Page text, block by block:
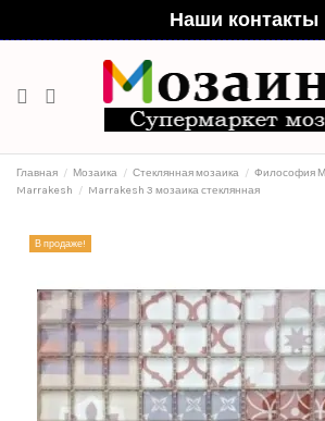
Наши контакты
Главная Мозаика Стеклянная мозаика
Философия
Marrakesh
Marrakesh 3 мозаика стеклянная
В продаже!